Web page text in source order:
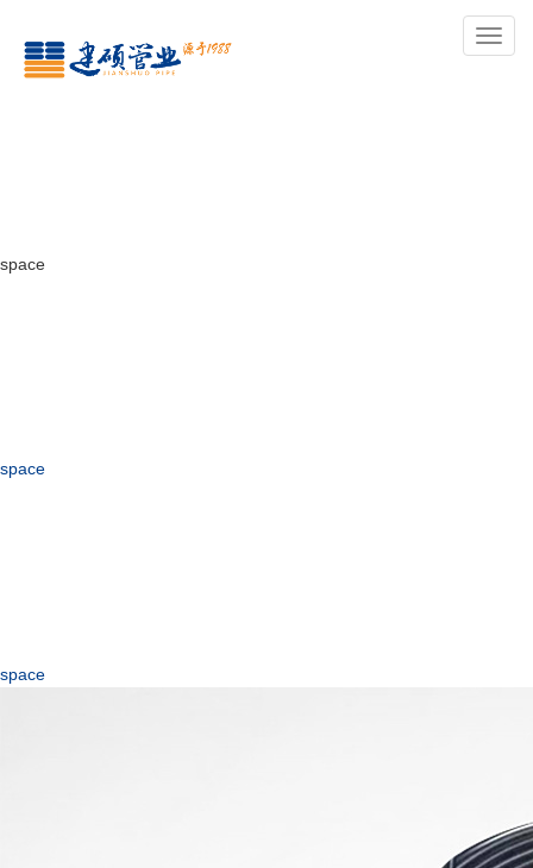
导
space
space
space